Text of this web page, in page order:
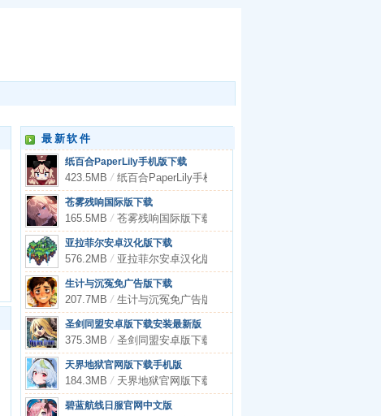
最新软件
纸百合PaperLily手机版下载
423.5MB/ 纸百合PaperLily手机版下载
苍雾残响国际版下载
165.5MB/ 苍雾残响国际版下载
亚拉菲尔安卓汉化版下载
576.2MB/ 亚拉菲尔安卓汉化版下载
生计与沉冤免广告版下载
207.7MB/ 生计与沉冤免广告版下载
圣剑同盟安卓版下载安装最新版
375.3MB/ 圣剑同盟安卓版下载安装最新版
天界地狱官网版下载手机版
184.3MB/ 天界地狱官网版下载手机版
碧蓝航线日服官网中文版